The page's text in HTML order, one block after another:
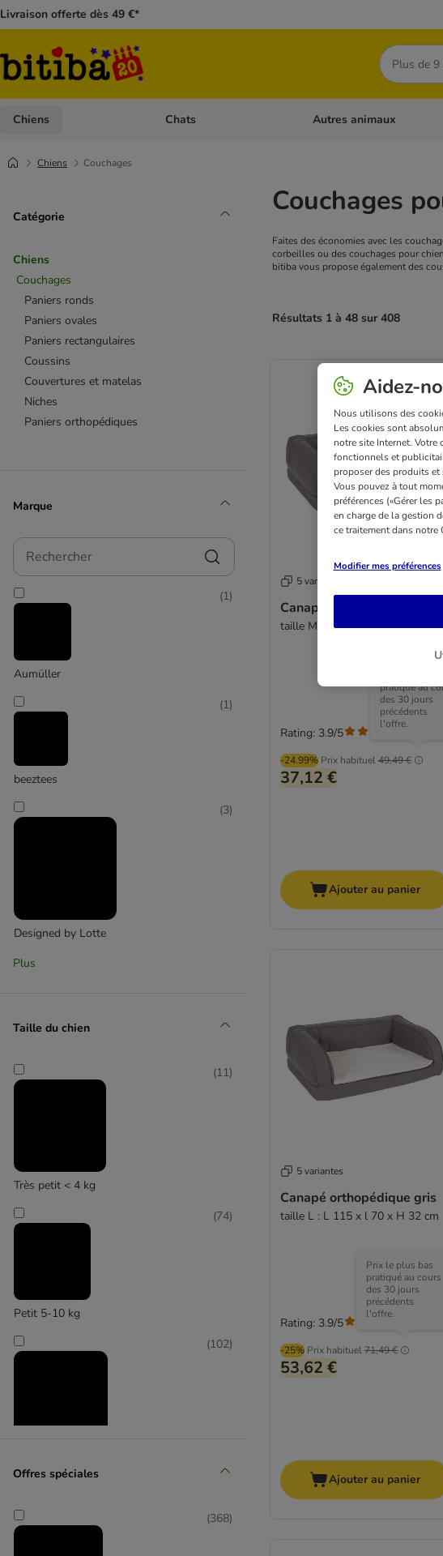
Livraison offerte dès 49 €*
Rechercher
Chiens Dérouler les catégories: Chiens
Chats Dérouler les catégories: Chats
Autres animaux
Chiens Couchages
Catégorie
Chiens
Couchages
Paniers ronds
Paniers ovales
Paniers rectangulaires
Coussins
Couvertures et matelas
Niches
Paniers orthopédiques
Marque
Rechercher
Aumüller
(1)
beeztees
(1)
Designed by Lotte
(3)
ferplast
( 3 )
Heim
Plus
Taille du chien
Très petit < 4 kg
(11)
Petit 5-10 kg
(74)
(102)
Offres spéciales
(368)
Couchages
Faites des économies avec les
corbeilles ou des couchages pour
bitiba vous propose également des
Résultats 1 à 48 sur 408
5 variantes
Canapé orthopédique gris
taille M : L 90 x l 60 x H 30 cm
-24.99% Prix habituel49,49 €
pratiqué au
des 30 jours
précédents
l'offre.
37,12 €
Rating: 3.9/5
Ajouter au panier
5 variantes
Canapé orthopédique gris
taille L : L 115 x l 70 x H 32 cm
-25% Prix habituel71,49 €
Prix le plus bas
pratiqué au cours
des 30 jours
précédents
l'offre.
53,62 €
Rating: 3.9/5
Ajouter au panier
Aidez-
Nous utilisons des
Les cookies sont
notre site Internet. Votre
fonctionnels et
proposer des produits
Vous pouvez à tout
préférences («Gérer les
en charge de la gestion
ce traitement dans notre
Modifier mes préférences